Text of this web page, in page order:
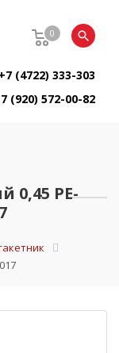
0
+7 (4722) 333-303
(920) 572-00-82
0,45 PE-